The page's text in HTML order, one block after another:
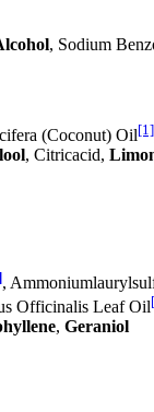
, Sodium
(Coconut) Oil[1]
, Citricacid,
,
Officinalis Leaf Oil
, Geraniol